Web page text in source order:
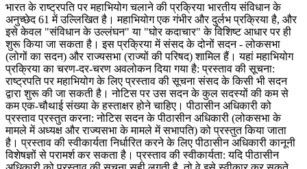
भारत के राष्ट्रपति पर महाभियोग चलाने की प्रक्रिया भारतीय संविधान के
अनुच्छेद 61 में उल्लिखित है। महाभियोग एक गंभीर और दुर्लभ प्रक्रिया है, और
इसे केवल "संविधान के उल्लंघन" या "घोर कदाचार" के विशिष्ट आधार पर ही
शुरू किया जा सकता है। इस प्रक्रिया में संसद के दोनों सदन - लोकसभा
(लोगों का सदन) और राज्यसभा (राज्यों की परिषद) शामिल हैं। यहां महाभियोग
प्रक्रिया का चरण-दर-चरण अवलोकन दिया गया है: प्रस्ताव की सूचना:
राष्ट्रपति पर महाभियोग के लिए प्रस्ताव की सूचना संसद के किसी भी सदन
द्वारा शुरू की जा सकती है। नोटिस पर उस सदन के कुल सदस्यों की कम से
कम एक-चौथाई संख्या के हस्ताक्षर होने चाहिए। पीठासीन अधिकारी को
प्रस्ताव प्रस्तुत करना: नोटिस सदन के पीठासीन अधिकारी (लोकसभा के
मामले में अध्यक्ष और राज्यसभा के मामले में सभापति) को प्रस्तुत किया जाता
है। प्रस्ताव की स्वीकार्यता निर्धारित करने के लिए पीठासीन अधिकारी कानूनी
विशेषज्ञों से परामर्श कर सकता है। प्रस्ताव की स्वीकार्यता: यदि पीठासीन